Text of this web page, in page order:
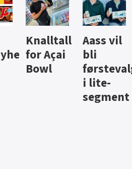
Brus og
jus fra
Berentsen
Hard
iste fra
Hansa